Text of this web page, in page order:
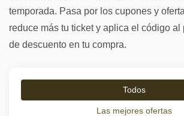
temporada. Pasa por los cupones y
reduce más tu ticket y aplica el código al
de descuento en tu compra.
Todos
Las mejores ofertas